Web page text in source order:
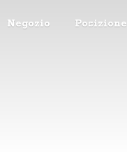
Negozio Posizione